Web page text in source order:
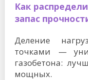
Как
запас
Деление
точками —
газобетона:
мощных.